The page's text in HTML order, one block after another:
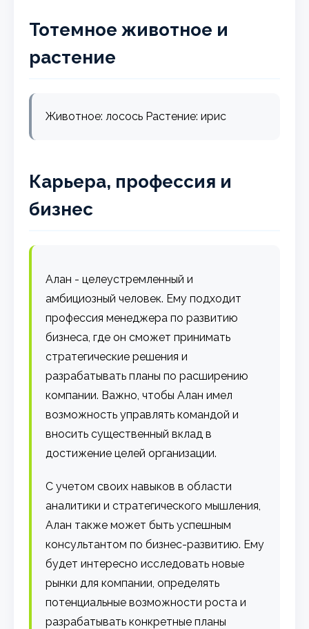
Тотемное животное и
растение
Животное: лосось Растение: ирис
Карьера, профессия и
бизнес
Алан - целеустремленный и
амбициозный человек. Ему подходит
профессия менеджера по развитию
бизнеса, где он сможет принимать
стратегические решения и
разрабатывать планы по расширению
компании. Важно, чтобы Алан имел
возможность управлять командой и
вносить существенный вклад в
достижение целей организации.
С учетом своих навыков в области
аналитики и стратегического мышления,
Алан также может быть успешным
консультантом по бизнес-развитию. Ему
будет интересно исследовать новые
рынки для компании, определять
потенциальные возможности роста и
разрабатывать конкретные планы